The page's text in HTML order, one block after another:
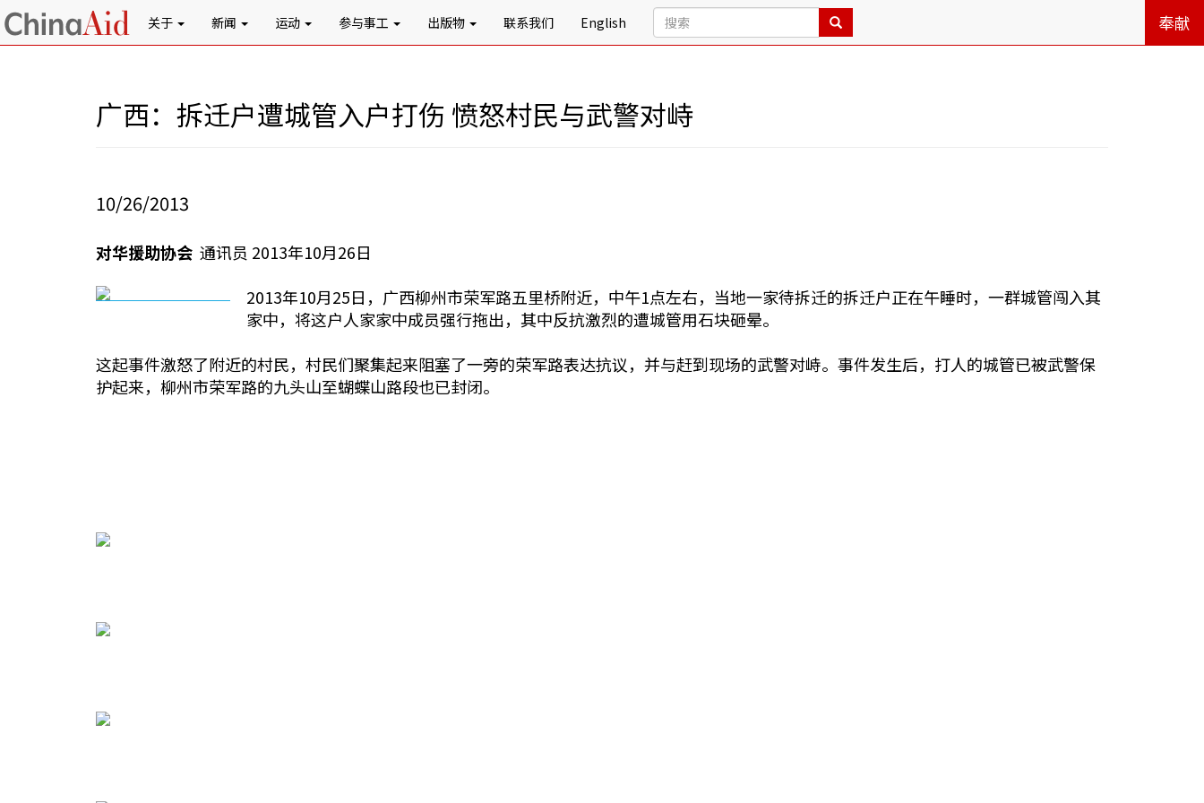
关于 新闻 运动 参与事工 出版物 联系我们 English 奉献
广西：拆迁户遭城管入户打伤 愤怒村民与武警对峙
10/26/2013
对华援助协会 通讯员 2013年10月26日
2013年10月25日，广西柳州市荣军路五里桥附近，中午1点左右，当地一家待拆迁的拆迁户正在午睡时，一群城管闯入其
家中，将这户人家家中成员强行拖出，其中反抗激烈的遭城管用石块砸晕。
这起事件激怒了附近的村民，村民们聚集起来阻塞了一旁的荣军路表达抗议，并与赶到现场的武警对峙。事件发生后，打人的城管已被武警保
护起来，柳州市荣军路的九头山至蝴蝶山路段也已封闭。